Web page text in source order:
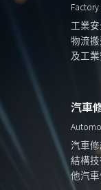
工業
物流
及工
汽車
汽車
結構
他汽